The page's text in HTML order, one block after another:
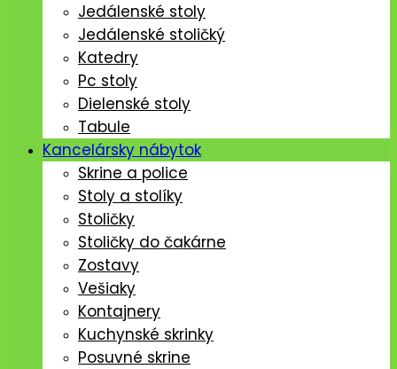
Jedálenské stoly
Jedálenské stoličký
Katedry
Pc stoly
Dielenské stoly
Tabule
Kancelársky nábytok
Skrine a police
Stoly a stolíky
Stoličky
Stoličky do čakárne
Zostavy
Vešiaky
Kontajnery
Kuchynské skrinky
Posuvné skrine